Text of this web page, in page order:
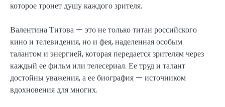
которое тронет душу каждого зрителя.
Валентина Титова — это не только титан российского
кино и телевидения, но и фея, наделенная особым
талантом и энергией, которая передается зрителям через
каждый ее фильм или телесериал. Ее труд и талант
достойны уважения, а ее биография — источником
вдохновения для многих.